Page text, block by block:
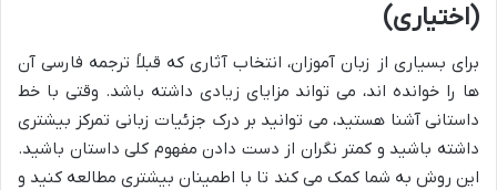
(اختیاری)
برای بسیاری از زبان آموزان، انتخاب آثاری که قبلاً ترجمه فارسی آن
ها را خوانده اند، می تواند مزایای زیادی داشته باشد. وقتی با خط
داستانی آشنا هستید، می توانید بر درک جزئیات زبانی تمرکز بیشتری
داشته باشید و کمتر نگران از دست دادن مفهوم کلی داستان باشید.
این روش به شما کمک می کند تا با اطمینان بیشتری مطالعه کنید و